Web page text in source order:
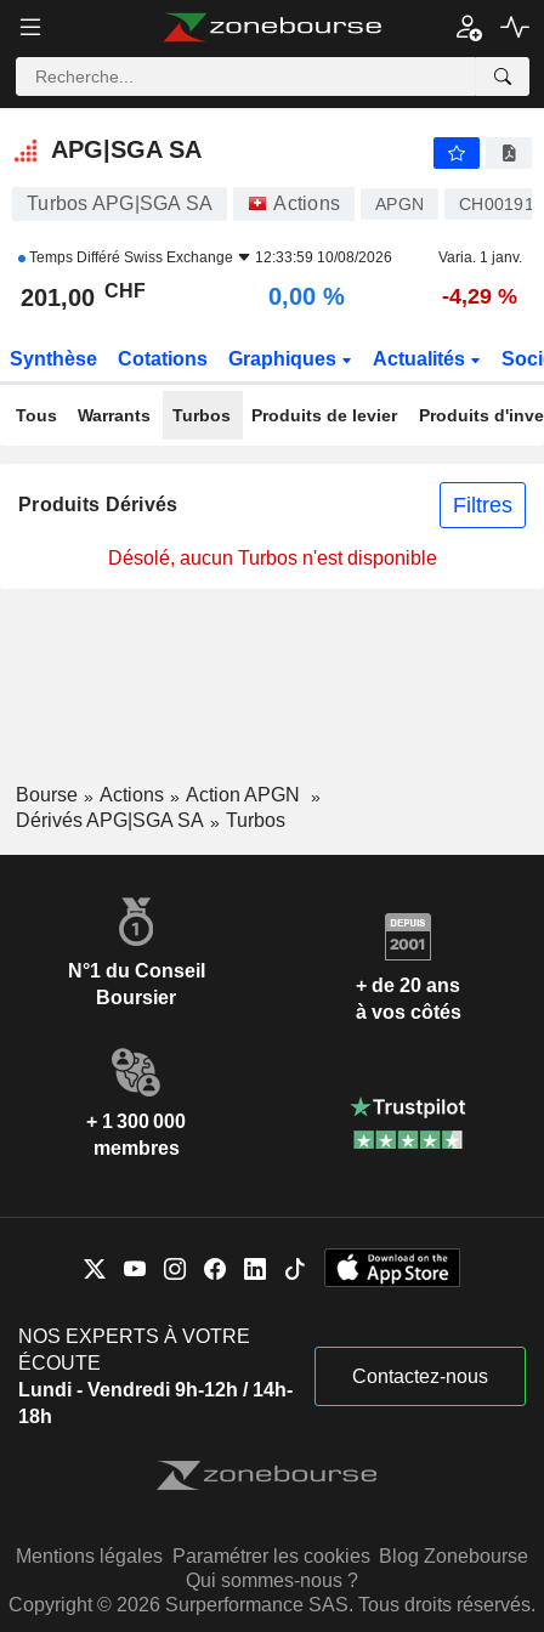
APG|SGA SA
APG|SGA SA
Turbos APG|SGA SA Actions APGN
Temps Différé Swiss Exchange 12:33:59 10/08/2026 Varia. 1 janv.
201,00 CHF 0,00 % -4,29 %
Synthèse Cotations Graphiques Actualités
Tous Warrants Turbos Produits de levier Produits
Produits Dérivés Filtres
Désolé, aucun Turbos n'est disponible
Bourse Actions
Action APGN
Dérivés APG|SGA SA
Turbos
N°1 du Conseil
Boursier
+ de 20 ans
à vos côtés
+ 1 300 000
membres
NOS EXPERTS À VOTRE
ÉCOUTE
Lundi - Vendredi 9h-12h / 14h-
18h
Contactez-nous
Mentions légales Paramétrer les cookies Blog Zonebourse
Qui sommes-nous ?
Copyright © 2026 Surperformance SAS. Tous droits réservés.